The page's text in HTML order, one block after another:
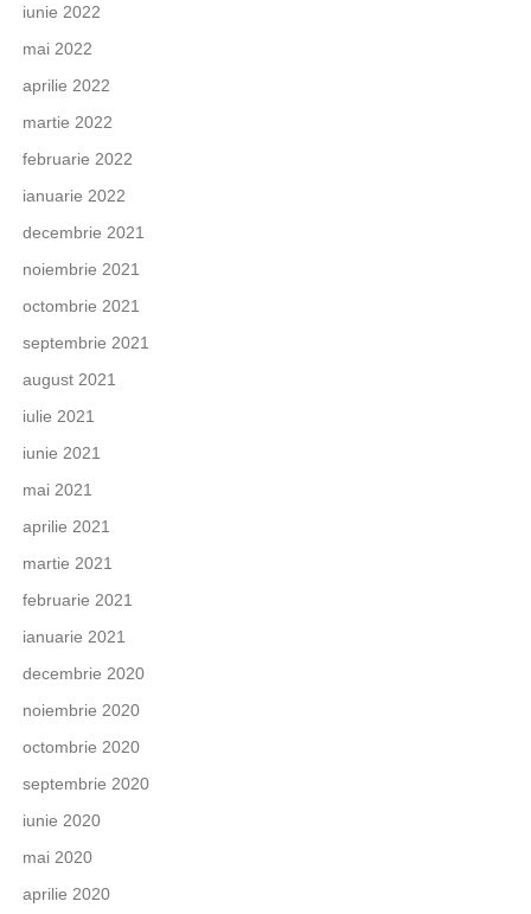
iunie 2022
mai 2022
aprilie 2022
martie 2022
februarie 2022
ianuarie 2022
decembrie 2021
noiembrie 2021
octombrie 2021
septembrie 2021
august 2021
iulie 2021
iunie 2021
mai 2021
aprilie 2021
martie 2021
februarie 2021
ianuarie 2021
decembrie 2020
noiembrie 2020
octombrie 2020
septembrie 2020
iunie 2020
mai 2020
aprilie 2020